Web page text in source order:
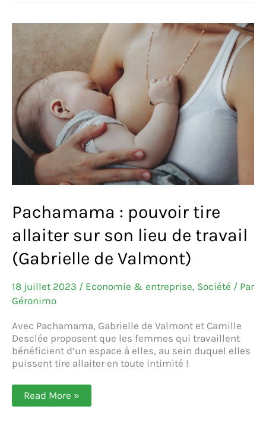
reconditionne
mobilier
de
Pachamama : pouvoir tire
allaiter sur son lieu de travail
(Gabrielle de Valmont)
18 juillet 2023 / Economie & entreprise, Société / Par
Géronimo
Avec Pachamama, Gabrielle de Valmont et Camille
Desclée proposent que les femmes qui travaillent
bénéficient d’un espace à elles, au sein duquel elles
puissent tire allaiter en toute intimité !
Pachamama :
pouvoir
Read More »